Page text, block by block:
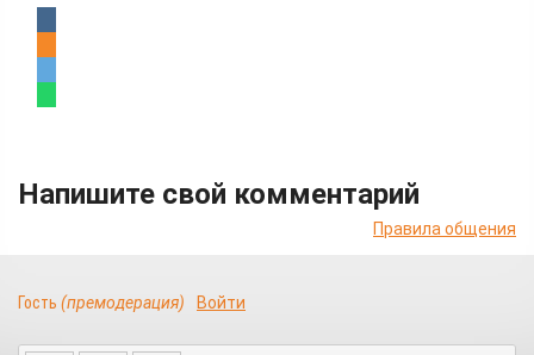
Напишите свой комментарий
Правила общения
Гость (премодерация) Войти